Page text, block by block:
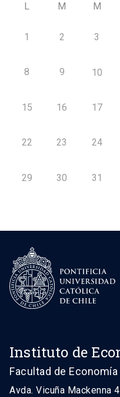
L M M
1 2 3
8 9 10
15 16 17
22 23 24
29 30 31
Instituto de
Facultad de
Avda. Vicuña Mackenna